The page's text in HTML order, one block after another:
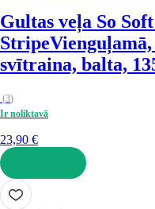
Gultas veļa So
Stripe
svītraina, balta,
(3)
Ir noliktavā
23,90 €
LIKT GROZĀ